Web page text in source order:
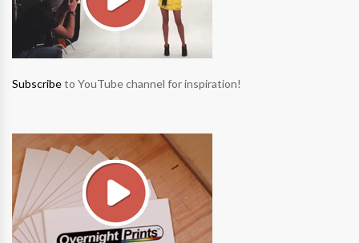
Subscribeto YouTube channel for inspiration!